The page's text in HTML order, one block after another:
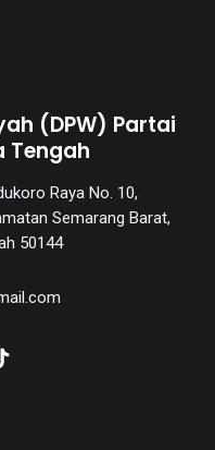
(DPW) Partai
Tengah
Raya No. 10,
Semarang Barat,
50144